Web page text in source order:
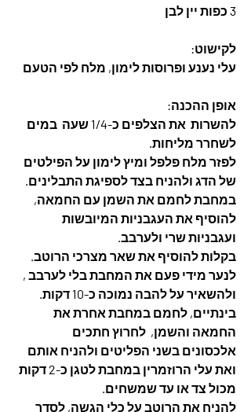
3 כפות יין לבן
לקישוט:
עלי נענע ופרוסות לימון, מלח לפי הטעם
אופן ההכנה:
להשרות  את הצלפים כ-1/4 שעה  במים
לשחרר מליחות.
לפזר מלח פלפל ומיץ לימון על הפילטים
של הדג ולהניח בצד לספיגת התבלינים.
במחבת לחמם את השמן עם החמאה,
להוסיף את העגבניות המיובשות
ועגבניות שרי ולערבב.
בקלות להוסיף את שאר מצרכי הרוטב.
לנער מידי פעם את המחבת בלי לערבב ,
ולהשאיר על להבה נמוכה כ-10 דקות.
בינתיים, לחמם במחבת אחרת את
החמאה והשמן,  לחרוץ חתכים
אלכסונים בשני הפליטים ולהניח אותם
ואת עלי הרוזמרין במחבת לטגן כ-2 דקות
מכול צד או עד שמשחים.
להניח את הרוטב על כלי הגשה, לסדר